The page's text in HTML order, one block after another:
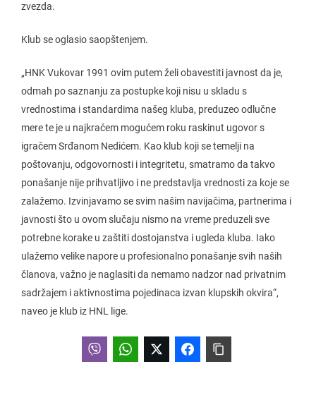
zvezda.
Klub se oglasio saopštenjem.
„HNK Vukovar 1991 ovim putem želi obavestiti javnost da je,
odmah po saznanju za postupke koji nisu u skladu s
vrednostima i standardima našeg kluba, preduzeo odlučne
mere te je u najkraćem mogućem roku raskinut ugovor s
igračem Srđanom Nedićem. Kao klub koji se temelji na
poštovanju, odgovornosti i integritetu, smatramo da takvo
ponašanje nije prihvatljivo i ne predstavlja vrednosti za koje se
zalažemo. Izvinjavamo se svim našim navijačima, partnerima i
javnosti što u ovom slučaju nismo na vreme preduzeli sve
potrebne korake u zaštiti dostojanstva i ugleda kluba. Iako
ulažemo velike napore u profesionalno ponašanje svih naših
članova, važno je naglasiti da nemamo nadzor nad privatnim
sadržajem i aktivnostima pojedinaca izvan klupskih okvira“,
naveo je klub iz HNL lige.